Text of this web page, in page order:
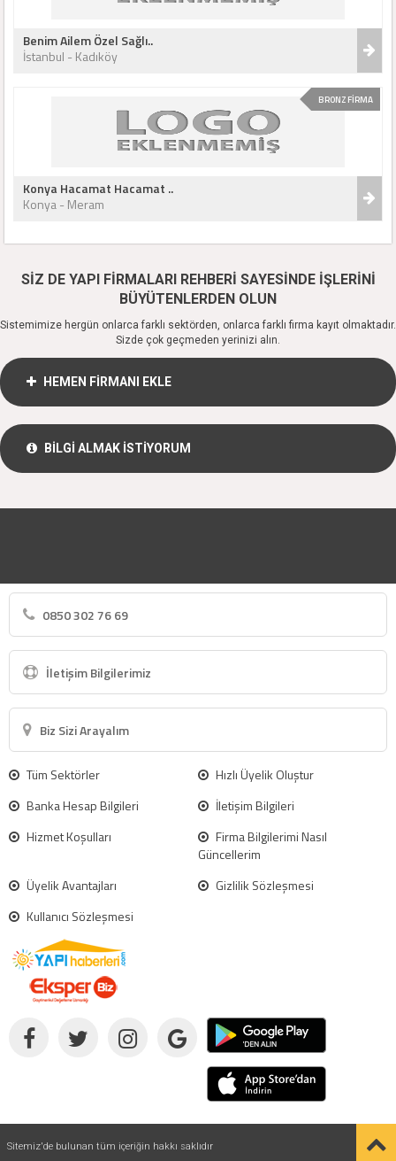
Benim Ailem Özel Sağlı..
İstanbul - Kadıköy
BRONZ FİRMA
Konya Hacamat Hacamat ..
Konya - Meram
SİZ DE YAPI FİRMALARI REHBERİ SAYESİNDE İŞLERİNİ
BÜYÜTENLERDEN OLUN
Sistemimize hergün onlarca farklı sektörden, onlarca farklı firma kayıt olmaktadır.
Sizde çok geçmeden yerinizi alın.
HEMEN FİRMANI EKLE
BİLGİ ALMAK İSTİYORUM
0850 302 76 69
İletişim Bilgilerimiz
Biz Sizi Arayalım
Tüm Sektörler
Hızlı Üyelik Oluştur
Banka Hesap Bilgileri
İletişim Bilgileri
Hizmet Koşulları
Firma Bilgilerimi Nasıl
Güncellerim
Üyelik Avantajları
Gizlilik Sözleşmesi
Kullanıcı Sözleşmesi
Sitemiz'de bulunan tüm içeriğin hakkı saklıdır